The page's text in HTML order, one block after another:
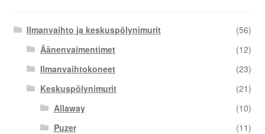
Ilmanvaihto ja keskuspölynimurit
(56)
Äänenvaimentimet
(12)
Ilmanvaihtokoneet
(23)
Keskuspölynimurit
(21)
Allaway
(10)
Puzer
(11)